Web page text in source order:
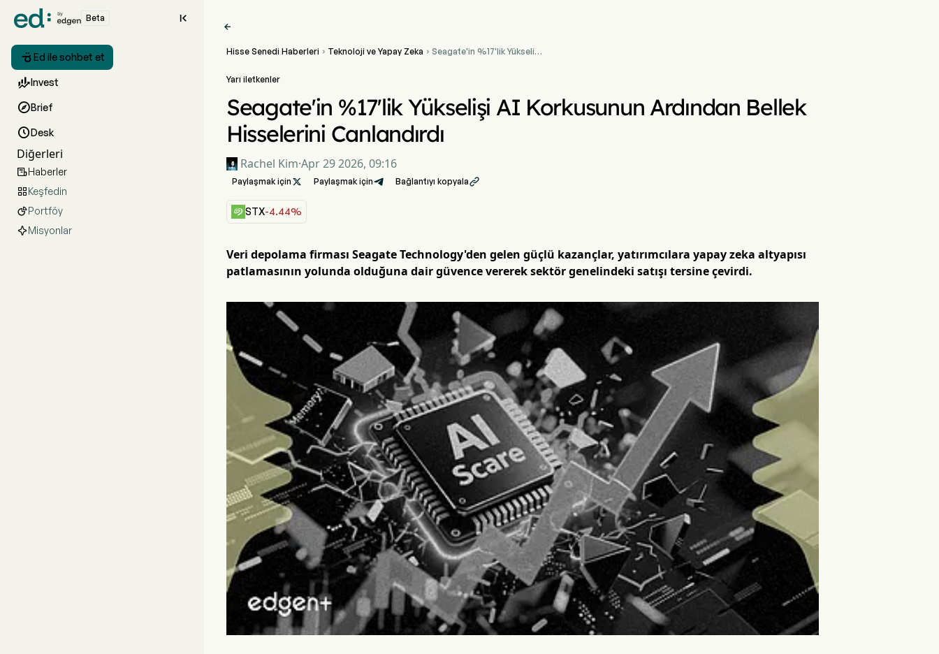
Beta 
 Ed ile sohbet et
Invest
Brief
Desk
Diğerleri
Haberler
Keşfedin
Portföy
Misyonlar

Hisse Senedi Haberleri  Teknoloji ve Yapay Zeka  Seagate'in %17'lik Yükselişi
Yarı iletkenler
Seagate'in %17'lik Yükselişi AI Korkusunun Ardından Bellek
Hisselerini Canlandırdı
Rachel Kim·Apr 29 2026, 09:16
Paylaşmak için  Paylaşmak için Bağlantıyı kopyala
STX-4.44%
Veri depolama firması Seagate Technology'den gelen güçlü kazançlar, yatırımcılara yapay zeka altyapısı
patlamasının yolunda olduğuna dair güvence vererek sektör genelindeki satışı tersine çevirdi.